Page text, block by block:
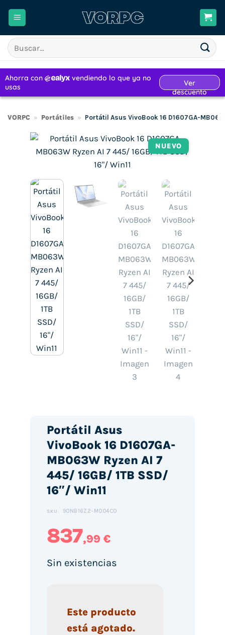
Buscar
por:
VORPC » Portátiles » Portátil Asus VivoBook 16 D1607GA-
NUEVO
Portátil Asus
VivoBook 16 D1607GA-
MB063W Ryzen AI 7
445/ 16GB/ 1TB SSD/
16″/ Win11
SKU: 90NB16Z2-M004C0
837,99 €
Sin existencias
Este producto
está agotado.